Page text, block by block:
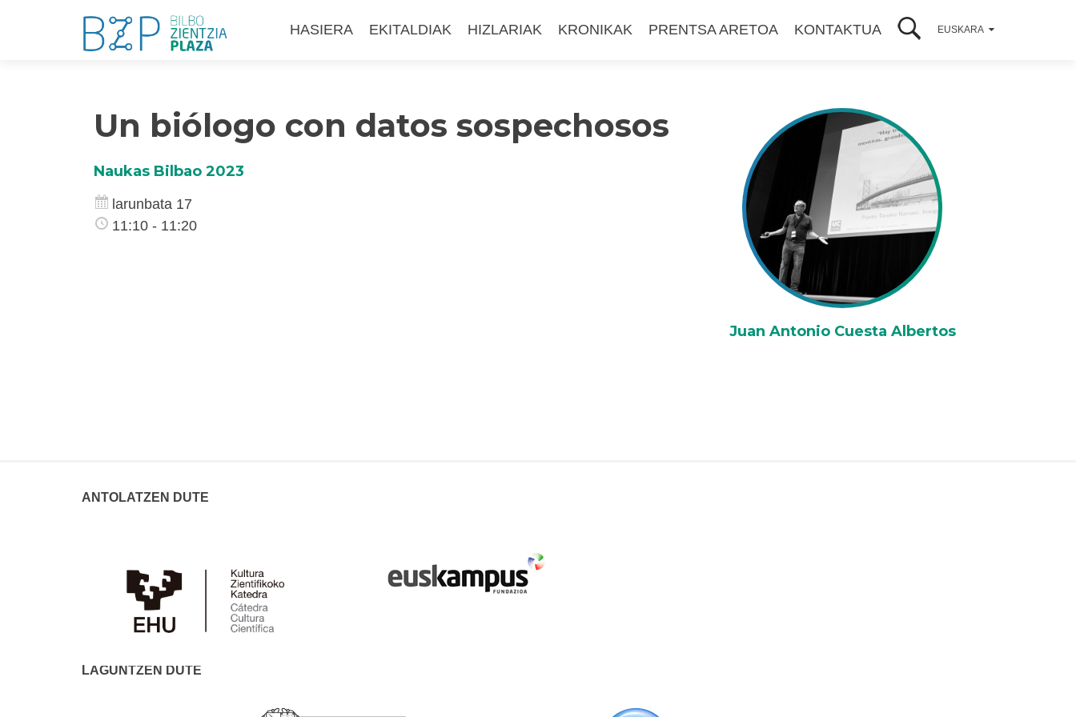
to
HASIERA EKITALDIAK HIZLARIAK KRONIKAK PRENTSA ARETOA KONTAKTUA EUSKARA
Un biólogo con datos sospechosos
Naukas Bilbao 2023
larunbata 17
11:10 - 11:20
Juan Antonio Cuesta Albertos
ANTOLATZEN DUTE
LAGUNTZEN DUTE